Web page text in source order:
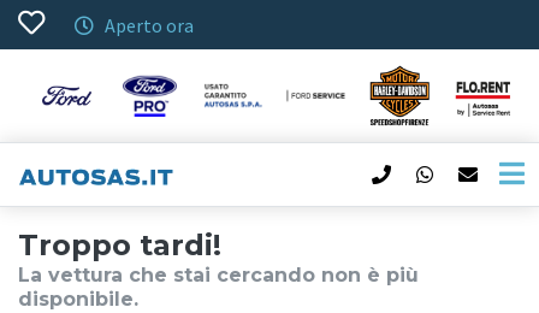
Aperto ora
Troppo tardi!
La vettura che stai cercando non è più
disponibile.